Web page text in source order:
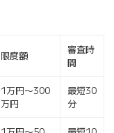
限度額
審査時
間
1万円〜300
万円
最短30
分